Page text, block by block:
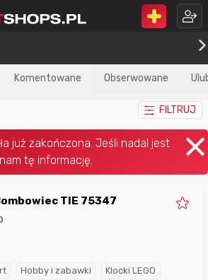
Komentowane Obserwowane
FILTRUJ
TIE 75347
Hobby i zabawki Klocki LEGO